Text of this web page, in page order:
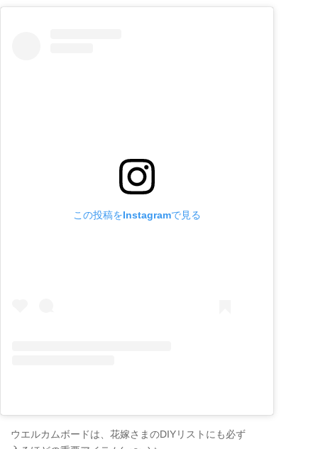
この投稿をInstagramで見る
ウエルカムボードは、花嫁さまのDIYリストにも必ず